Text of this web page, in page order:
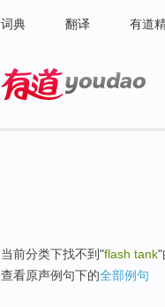
词典 翻译 有道
当前分类下找不到"flash tank"
查看原声例句下的全部例句